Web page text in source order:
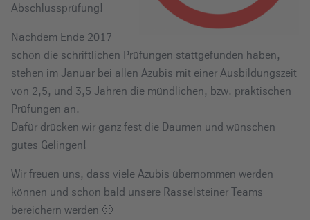
Abschlussprüfung!
Nachdem Ende 2017
schon die schriftlichen Prüfungen stattgefunden haben,
stehen im Januar bei allen Azubis mit einer Ausbildungszeit
von 2,5, und 3,5 Jahren die mündlichen, bzw. praktischen
Prüfungen an.
Dafür drücken wir ganz fest die Daumen und wünschen
gutes Gelingen!
Wir freuen uns, dass viele Azubis übernommen werden
können und schon bald unsere Rasselsteiner Teams
bereichern werden 🙂